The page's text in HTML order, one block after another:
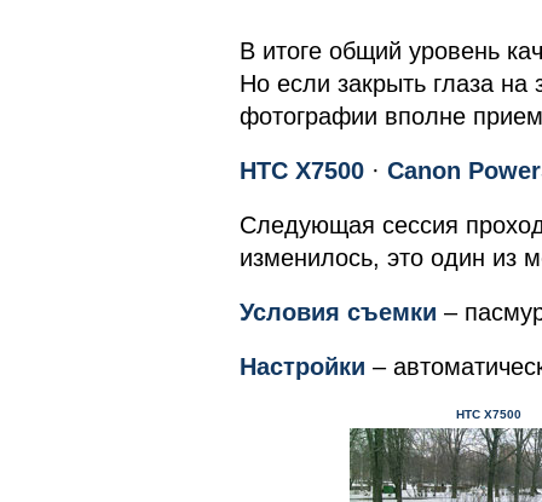
В итоге общий уровень
Но если закрыть глаза на
фотографии вполне
HTC X7500 · Canon
Следующая сессия
изменилось, это один из
Условия съемки –
Настройки –
HTC X7500